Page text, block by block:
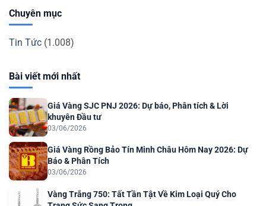
Chuyên mục
Tin Tức (1.008)
Bài viết mới nhất
Giá Vàng SJC PNJ 2026: Dự báo, Phân tích & Lời
khuyên Đầu tư
03/06/2026
Giá Vàng Rồng Bảo Tín Minh Châu Hôm Nay 2026: Dự
Báo & Phân Tích
03/06/2026
Vàng Trắng 750: Tất Tần Tật Về Kim Loại Quý Cho